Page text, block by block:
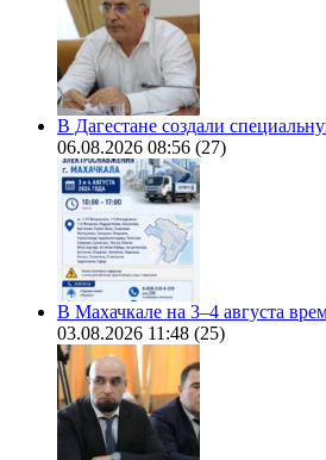
В Дагестане создали
06.08.2026 08:56 (27)
В Махачкале на 3–4 августа
03.08.2026 11:48 (25)